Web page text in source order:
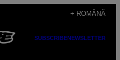
+ ROMÂNĂ
SUBSCRIBENEWSLETTER